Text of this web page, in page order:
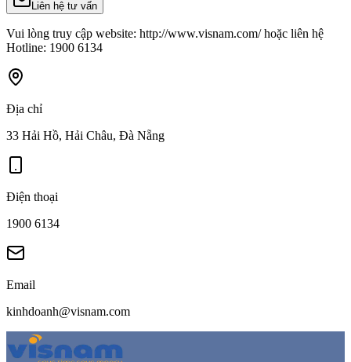
Liên hệ tư vấn
Vui lòng truy cập website: http://www.visnam.com/ hoặc liên hệ
Hotline: 1900 6134
Địa chỉ
33 Hải Hồ, Hải Châu, Đà Nẵng
Điện thoại
1900 6134
Email
kinhdoanh@visnam.com